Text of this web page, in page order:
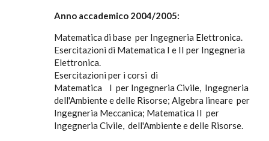
Anno accademico 2004/2005:
Matematica di base per Ingegneria Elettronica.
Esercitazioni di Matematica I e II per Ingegneria
Elettronica.
Esercitazioni per i corsi di
Matematica I per Ingegneria Civile, Ingegneria
dell'Ambiente e delle Risorse; Algebra lineare per
Ingegneria Meccanica; Matematica II per
Ingegneria Civile, dell'Ambiente e delle Risorse.